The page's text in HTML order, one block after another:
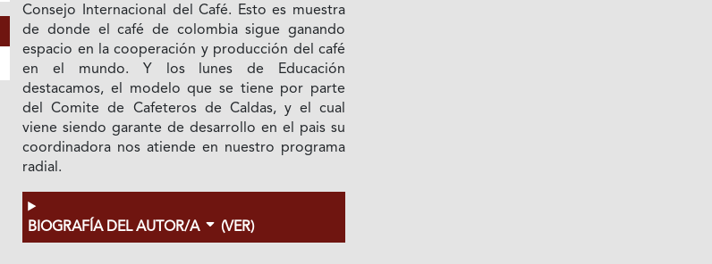
Consejo Internacional del Café. Esto es muestra
de donde el café de colombia sigue ganando
espacio en la cooperación y producción del café
en el mundo. Y los lunes de Educación
destacamos, el modelo que se tiene por parte
del Comite de Cafeteros de Caldas, y el cual
viene siendo garante de desarrollo en el pais su
coordinadora nos atiende en nuestro programa
radial.
BIOGRAFÍA DEL AUTOR/A (VER)